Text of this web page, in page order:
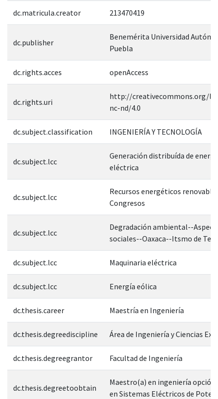
dc.matricula.creator 213470419
dc.publisher
Benemérita Universidad
Puebla
dc.rights.acces openAccess
dc.rights.uri
http://creativecommons.org/
nc-nd/4.0
dc.subject.classification INGENIERÍA Y TECNOLOGÍA
dc.subject.lcc
Generación distribuída de
eléctrica
dc.subject.lcc
Recursos energéticos
Congresos
dc.subject.lcc
Degradación ambiental--
sociales--Oaxaca--Itsmo de
dc.subject.lcc Maquinaria eléctrica
dc.subject.lcc Energía eólica
dc.thesis.career Maestría en Ingeniería
dc.thesis.degreediscipline Área de Ingeniería y Ciencias
dc.thesis.degreegrantor Facultad de Ingeniería
dc.thesis.degreetoobtain
Maestro(a) en ingeniería
en Sistemas Eléctricos de